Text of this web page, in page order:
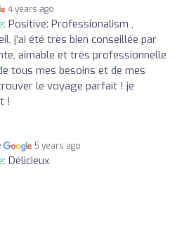
4 years ago
Positive: Professionalism ,
j'ai été très bien conseillée par
aimable et très professionnelle
tous mes besoins et de mes
le voyage parfait ! je
!
5 years ago
Délicieux